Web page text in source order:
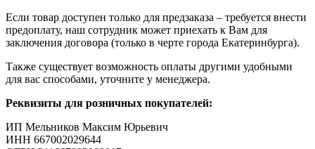
Если товар доступен только для предзаказа – требуется внести
предоплату, наш сотрудник может приехать к Вам для
заключения договора (только в черте города Екатеринбурга).
Также существует возможность оплаты другими удобными
для вас способами, уточните у менеджера.
Реквизиты для розничных покупателей:
ИП Мельников Максим Юрьевич
ИНН 667002029644